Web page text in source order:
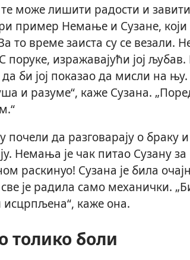
може лишити радости и завити
пример Немање и Сузане, који
то време заиста су се везали.
поруке, изражавајући јој љубав.
би јој показао да мисли на
и разуме“, каже Сузана.
почели да разговарају о браку
Немања је чак питао Сузану
раскинуо! Сузана је била
је радила само механички.
исцрпљена“, каже она.
толико боли